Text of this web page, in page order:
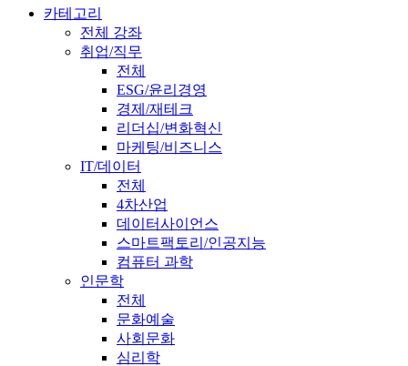
카테고리
전체 강좌
취업/직무
전체
ESG/윤리경영
경제/재테크
리더십/변화혁신
마케팅/비즈니스
IT/데이터
전체
4차산업
데이터사이언스
스마트팩토리/인공지능
컴퓨터 과학
인문학
전체
문화예술
사회문화
심리학